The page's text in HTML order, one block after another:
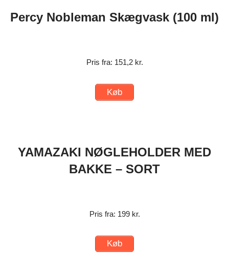
Percy Nobleman Skægvask (100 ml)
Pris fra: 151,2 kr.
Køb
YAMAZAKI NØGLEHOLDER MED
BAKKE – SORT
Pris fra: 199 kr.
Køb